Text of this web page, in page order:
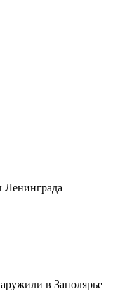
Ленинграда
в Заполярье